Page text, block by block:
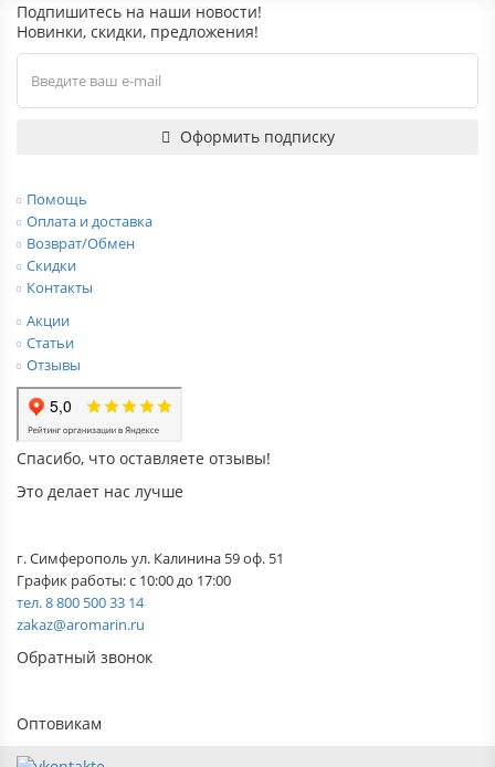
Подпишитесь на наши новости!
Новинки, скидки, предложения!
Оформить подписку
Помощь
Оплата и доставка
Возврат/Обмен
Скидки
Контакты
Акции
Статьи
Отзывы
Спасибо, что оставляете отзывы!
Это делает нас лучше
г. Симферополь ул. Калинина 59 оф. 51
График работы: с 10:00 до 17:00
тел. 8 800 500 33 14
zakaz@aromarin.ru
Обратный звонок
Оптовикам